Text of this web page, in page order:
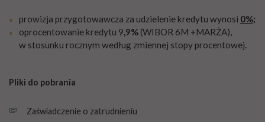
prowizja przygotowawcza za udzielenie kredytu wynosi 0%;
oprocentowanie kredytu 9,9% (WIBOR 6M +MARŻA),
w stosunku rocznym według zmiennej stopy procentowej.
Pliki do pobrania
Zaświadczenie o zatrudnieniu